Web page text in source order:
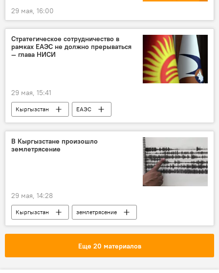
29 мая, 16:00
Стратегическое сотрудничество в
рамках ЕАЭС не должно прерываться
— глава НИСИ
29 мая, 15:41
Кыргызстан
ЕАЭС
Кыргызстан в ЕАЭС
НИСИ
сотрудничество
В Кыргызстане произошло
землетрясение
29 мая, 14:28
Кыргызстан
землетрясение
Казарман
магнитуда
Еще 20 материалов